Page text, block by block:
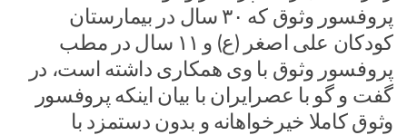
پروفسور وثوق که ۳۰ سال در بیمارستان
کودکان علی اصغر (ع) و ۱۱ سال در مطب
پروفسور وثوق با وی همکاری داشته است، در
گفت و گو با عصرایران با بیان اینکه پروفسور
وثوق کاملا خیرخواهانه و بدون دستمزد با